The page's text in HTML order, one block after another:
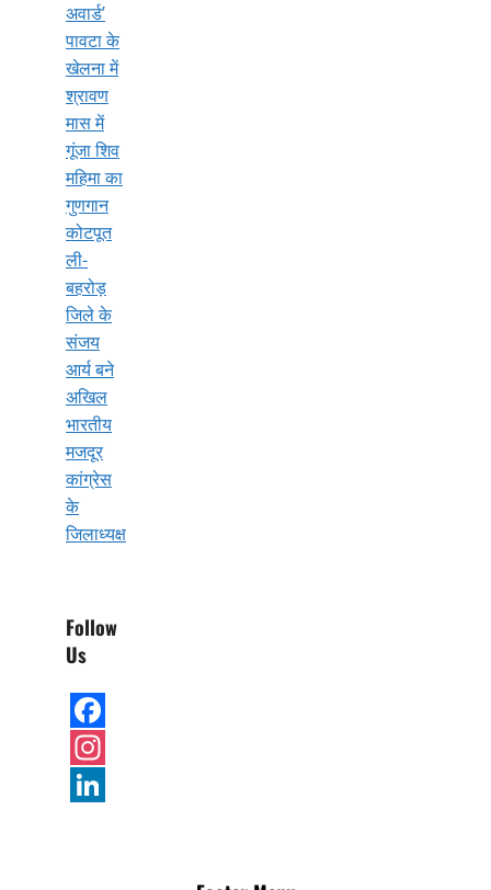
अवार्ड’
पावटा के
खेलना में
श्रावण
मास में
गूंजा शिव
महिमा का
गुणगान
कोटपूत
ली-
बहरोड़
जिले के
संजय
आर्य बने
अखिल
भारतीय
मजदूर
कांग्रेस
के
जिलाध्यक्ष
Follow
Us
Facebook
Instagram
LinkedIn